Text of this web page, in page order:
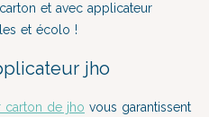
et avec applicateur
et écolo !
jho
carton de jho vous garantissent